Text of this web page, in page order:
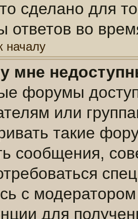
сделано для
ответов во
началу
мне
форумы
или
такие
сообщения,
с
для